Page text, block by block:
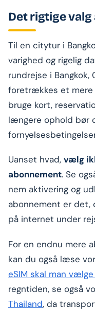
Det rigtige
Til en citytur i
varighed og rigelig
rundrejse i Bangkok,
foretrækkes et
bruge kort,
længere ophold bør
Uanset hvad, vælg
abonnement. Se
nem aktivering og
abonnement er det,
på internet under
For en endnu mere
kan du også læse
eSIM skal man
regntiden, se også
Thailand, da